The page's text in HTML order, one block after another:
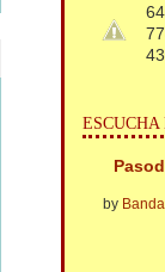
ESCUCHA
by